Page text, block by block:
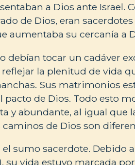
a Dios ante Israel.
de Dios, eran
aumentaba su cercanía a
debían tocar un cadáver
la plenitud de vida
Sus matrimonios
de Dios. Todo esto
y abundante, al igual que
de Dios son
sumo sacerdote. Debido
su vida estuvo marcada